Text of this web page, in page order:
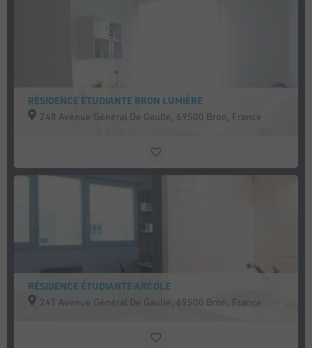
RÉSIDENCE ÉTUDIANTE BRON LUMIÈRE
248 Avenue Général De Gaulle, 69500 Bron, France
RÉSIDENCE ÉTUDIANTE ARCOLE
241 Avenue Général De Gaulle, 69500 Bron, France